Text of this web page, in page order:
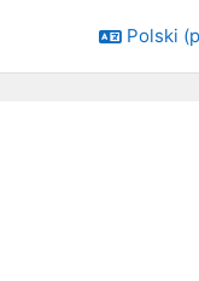
Polski